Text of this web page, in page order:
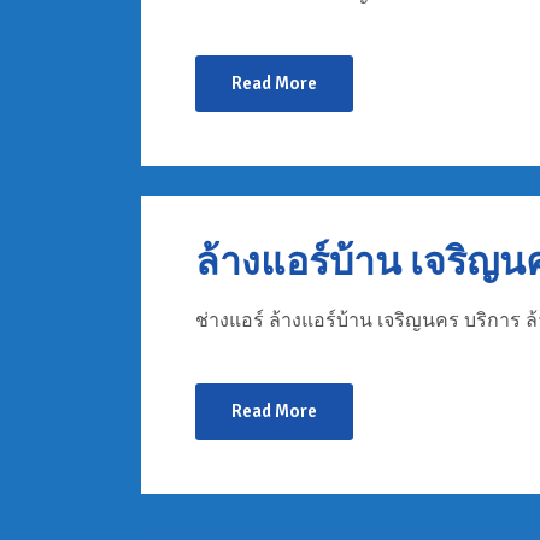
Read More
ล้างแอร์บ้าน เจริญน
ช่างแอร์ ล้างแอร์บ้าน เจริญนคร บริการ ล้
Read More